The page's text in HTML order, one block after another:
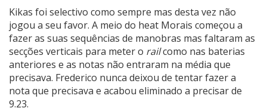
Kikas foi selectivo como sempre mas desta vez não
jogou a seu favor. A meio do heat Morais começou a
fazer as suas sequências de manobras mas faltaram as
secções verticais para meter o railcomo nas baterias
anteriores e as notas não entraram na média que
precisava. Frederico nunca deixou de tentar fazer a
nota que precisava e acabou eliminado a precisar de
9.23.